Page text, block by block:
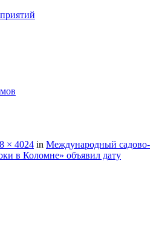
× 4024 in Международный садово-
в Коломне» объявил дату